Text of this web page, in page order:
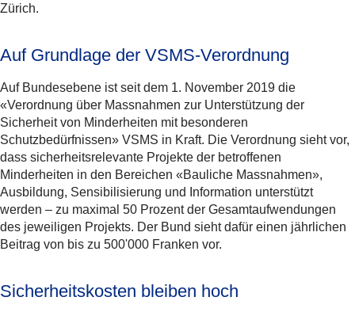
Zürich.
Auf Grundlage der VSMS-Verordnung
Auf Bundesebene ist seit dem 1. November 2019 die
«Verordnung über Massnahmen zur Unterstützung der
Sicherheit von Minderheiten mit besonderen
Schutzbedürfnissen» VSMS in Kraft. Die Verordnung sieht vor,
dass sicherheitsrelevante Projekte der betroffenen
Minderheiten in den Bereichen «Bauliche Massnahmen»,
Ausbildung, Sensibilisierung und Information unterstützt
werden – zu maximal 50 Prozent der Gesamtaufwendungen
des jeweiligen Projekts. Der Bund sieht dafür einen jährlichen
Beitrag von bis zu 500'000 Franken vor.
Sicherheitskosten bleiben hoch